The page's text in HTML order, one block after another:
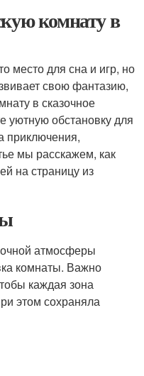
комнату в
место для сна и игр, но
свою фантазию,
в сказочное
уютную обстановку для
приключения,
мы расскажем, как
на страницу из
атмосферы
комнаты. Важно
каждая зона
этом сохраняла